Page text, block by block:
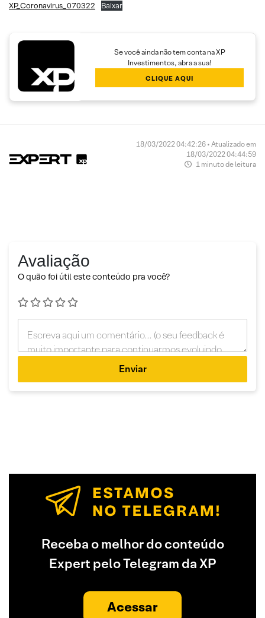
XP_Coronavirus_070322
Baixar
Se você ainda não tem conta na XP
Investimentos, abra a sua!
CLIQUE AQUI
18/03/2022 04:42:26 • Atualizado em
18/03/2022 04:44:59
1 minuto de leitura
Avaliação
O quão foi útil este conteúdo pra você?
Enviar
Receba o melhor do conteúdo
Expert pelo Telegram da XP
Acessar